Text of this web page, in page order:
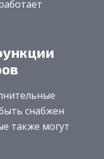
снабжен
также могут